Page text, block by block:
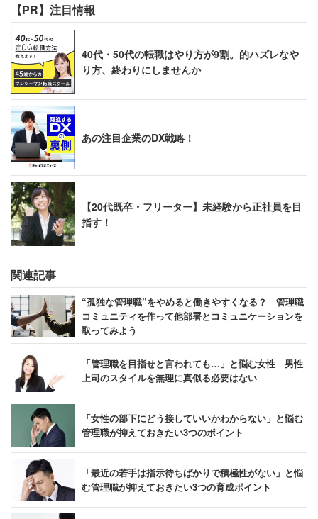
【著者プロフィール】田岡 英明
働きがい創造研究所取締役社長／Feel Works エグゼクテ
ィブコンサルタント
1968年、東京都出身。1992年に山之内製薬（現在のアス
テラス製薬）入社。全社最年少のリーダーとして年上から
女性まで多様な部下のマネジメントに携わる。傾聴面談を
主体としたマネジメント手法により、組織の成果拡大を達
成する。2014年に株式会社FeelWorks入社し、企業の管理
職向けのマネジメント研修や、若手・中堅向けのマインド
アップ研修などに携わる。2017年に株式会社働きがい創
【PR】注目情報
40代・50代の転職はやり方が9割。的ハズレなや
り方、終わりにしませんか
あの注目企業のDX戦略！
【20代既卒・フリーター】未経験から正社員を目
指す！
関連記事
“孤独な管理職”をやめると働きやすくなる？ 管理職
コミュニティを作って他部署とコミュニケーションを
取ってみよう
「管理職を目指せと言われても…」と悩む女性 男性
上司のスタイルを無理に真似る必要はない
「女性の部下にどう接していいかわからない」と悩む
管理職が抑えておきたい3つのポイント
「最近の若手は指示待ちばかりで積極性がない」と悩
む管理職が抑えておきたい3つの育成ポイント